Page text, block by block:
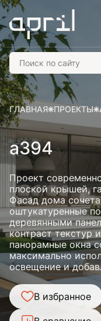
ГЛАВНАЯ ПРОЕКТЫ
а394
Проект
плоской крышей,
Фасад дома
оштукатуренные
деревянными
контраст текстур
панорамные окна
максимально
освещение и
В избранное